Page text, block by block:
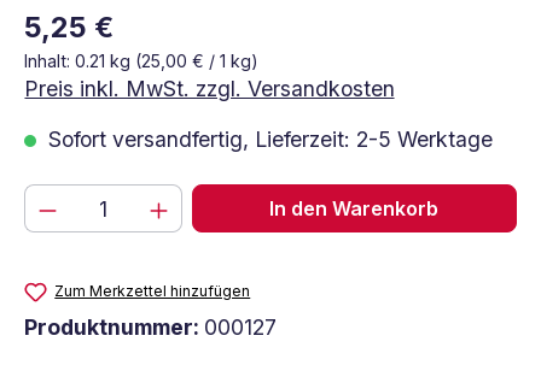
Regulärer Preis:
5,25 €
Inhalt: 0.21 kg (25,00 € / 1 kg)
Preis inkl. MwSt. zzgl. Versandkosten
Sofort versandfertig, Lieferzeit: 2-5 Werktage
Produkt Anzahl: Gib den gewünschten
In den Warenkorb
Zum Merkzettel hinzufügen
Produktnummer: 000127